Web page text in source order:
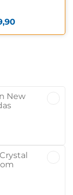
New